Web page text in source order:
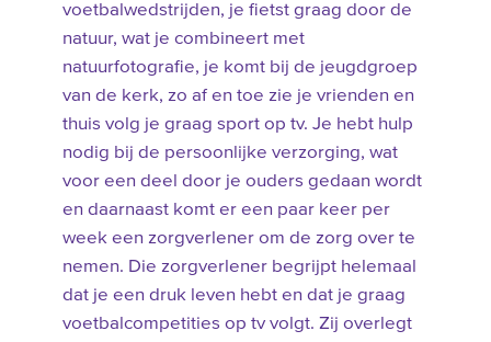
voetbalwedstrijden, je fietst graag door de
natuur, wat je combineert met
natuurfotografie, je komt bij de jeugdgroep
van de kerk, zo af en toe zie je vrienden en
thuis volg je graag sport op tv. Je hebt hulp
nodig bij de persoonlijke verzorging, wat
voor een deel door je ouders gedaan wordt
en daarnaast komt er een paar keer per
week een zorgverlener om de zorg over te
nemen. Die zorgverlener begrijpt helemaal
dat je een druk leven hebt en dat je graag
voetbalcompetities op tv volgt. Zij overlegt